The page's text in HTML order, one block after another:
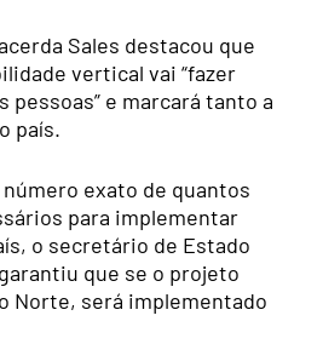
Sales destacou que
vertical vai “fazer
pessoas” e marcará tanto a
país.
exato de quantos
para implementar
o secretário de Estado
que se o projeto
Norte, será implementado